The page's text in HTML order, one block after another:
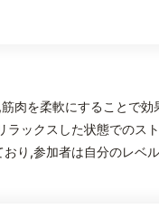
肉を柔軟にすることで効
ックスした状態でのス
り,参加者は自分のレベ